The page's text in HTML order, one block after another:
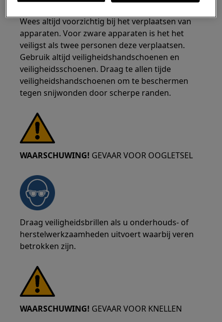
Wees altijd voorzichtig bij het verplaatsen van
apparaten. Voor zware apparaten is het het
veiligst als twee personen deze verplaatsen.
Gebruik altijd veiligheidshandschoenen en
veiligheidsschoenen. Draag te allen tijde
veiligheidshandschoenen om te beschermen
tegen snijwonden door scherpe randen.
WAARSCHUWING! GEVAAR VOOR OOGLETSEL
Draag veiligheidsbrillen als u onderhouds- of
herstelwerkzaamheden uitvoert waarbij veren
betrokken zijn.
WAARSCHUWING! GEVAAR VOOR KNELLEN